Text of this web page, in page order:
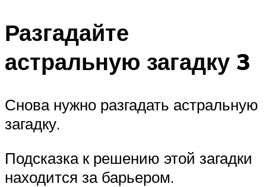
Разгадайте
астральную загадку 3
Снова нужно разгадать астральную
загадку.
Подсказка к решению этой загадки
находится за барьером.